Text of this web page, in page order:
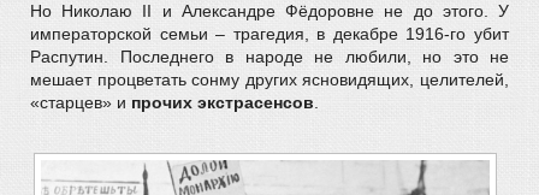
Но Николаю II и Александре Фёдоровне не до этого. У
императорской семьи – трагедия, в декабре 1916-го убит
Распутин. Последнего в народе не любили, но это не
мешает процветать сонму других ясновидящих, целителей,
«старцев» и прочих экстрасенсов